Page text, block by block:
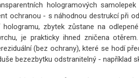
hologramových
ochranou - s náhodnou destrukcí při
zbytek zůstane na
je prakticky ihned zničena
(bez ochrany), které se hodí
bezezbytku odstranitelný - například